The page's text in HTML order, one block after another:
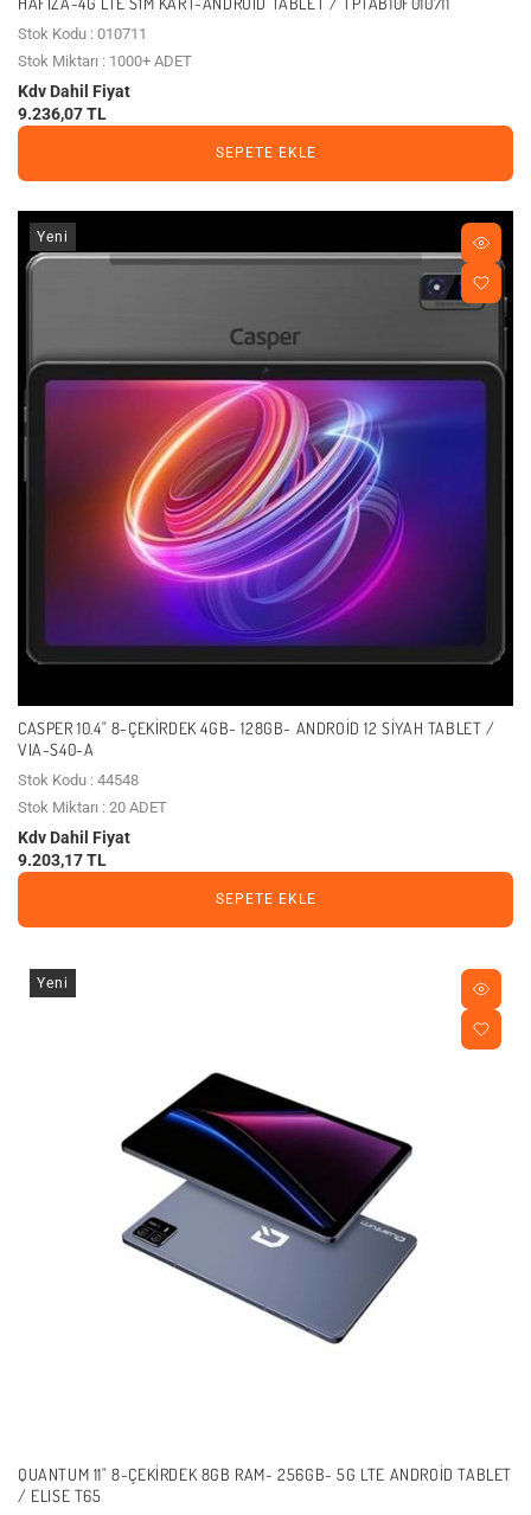
Stok Kodu : 010711
Stok Miktarı : 1000+ ADET
Kdv Dahil Fiyat
9.236,07 TL
SEPETE EKLE
Yeni
CASPER 10.4" 8-ÇEKIRDEK 4GB- 128GB- ANDROID 12 SIYAH TABLET /
VIA-S40-A
Stok Kodu : 44548
Stok Miktarı : 20 ADET
Kdv Dahil Fiyat
9.203,17 TL
SEPETE EKLE
Yeni
QUANTUM 11" 8-ÇEKIRDEK 8GB RAM- 256GB- 5G LTE ANDROID TABLET
/ ELISE T65